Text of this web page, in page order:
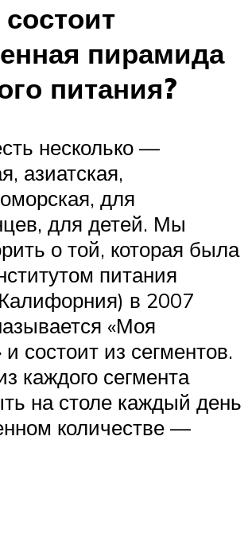
пирамида
питания?
несколько —
азиатская,
для
для детей. Мы
о той, которая была
питания
в 2007
«Моя
состоит из сегментов.
каждого сегмента
на столе каждый день
количестве —